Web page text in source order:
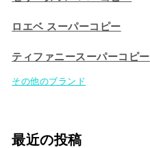
ロエベ スーパーコピー
ティファニースーパーコピー
その他のブランド
最近の投稿